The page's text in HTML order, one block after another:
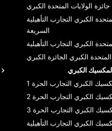
جائزة الولايات المتحدة الكبري
الكبري التجارب التأهيلية
السريعة
الكبري التجارب التأهيلية
الكبري الجائزة الكبري
الكبري
الكبري التجارب الحرة 1
الكبري التجارب الحرة 2
الكبري التجارب الحرة 3
الكبري التجارب التأهيلية